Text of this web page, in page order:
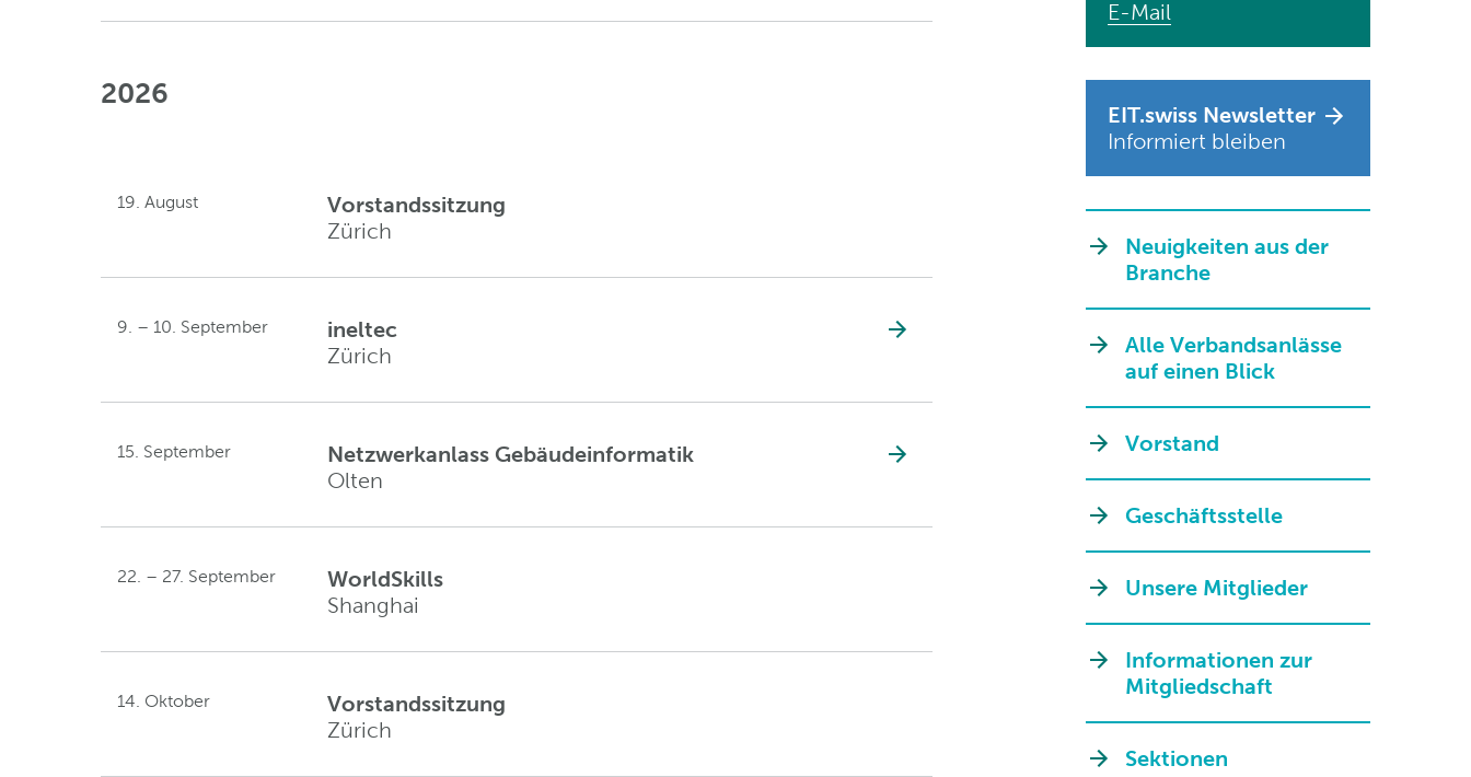
2026
19. August
Vorstandssitzung
Zürich
9. – 10. September
ineltec
Zürich
15. September
Netzwerkanlass Gebäudeinformatik
Olten
22. – 27. September
WorldSkills
Shanghai
14. Oktober
Vorstandssitzung
Zürich
E-Mail
EIT.swiss Newsletter
Informiert bleiben
Neuigkeiten aus der
Branche
Alle Verbandsanlässe
auf einen Blick
Vorstand
Geschäftsstelle
Unsere Mitglieder
Informationen zur
Mitgliedschaft
Sektionen